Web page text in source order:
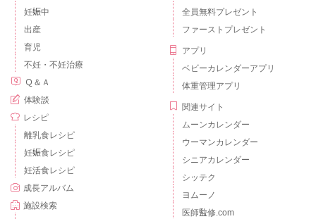
妊娠中
出産
育児
不妊・不妊治療
Ｑ＆Ａ
体験談
レシピ
離乳食レシピ
妊娠食レシピ
妊活食レシピ
成長アルバム
施設検索
全員無料プレゼント
ファーストプレゼント
アプリ
ベビーカレンダーアプリ
体重管理アプリ
関連サイト
ムーンカレンダー
ウーマンカレンダー
シニアカレンダー
シッテク
ヨムーノ
医師監修.com